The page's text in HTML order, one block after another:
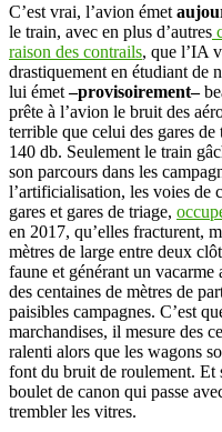
C’est vrai, l’avion émet
le train, avec en plus d’autres
raison des contrails, que l’IA
drastiquement en étudiant de
lui émet–provisoirement–
prête à l’avion le bruit des
terrible que celui des gares
140 db. Seulement le train
son parcours dans les
l’artificialisation, les voies de
gares et gares de triage,
en 2017, qu’elles fracturent,
mètres de large entre deux
faune et générant un vacarme
des centaines de mètres de
paisibles campagnes. C’est
marchandises, il mesure des
ralenti alors que les wagons
font du bruit de roulement. Et
boulet de canon qui passe
trembler les vitres.